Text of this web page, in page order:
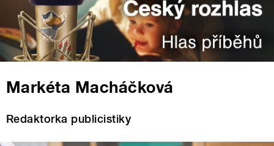
Markéta Macháčková
Redaktorka publicistiky